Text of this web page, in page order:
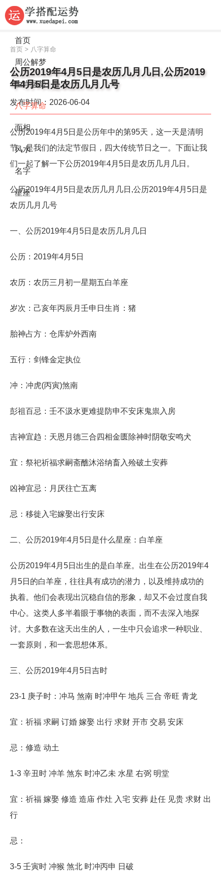
首页
周公解梦
生肖运势
八字算命
面相
风水
名字
星座
首页 > 八字算命
公历2019年4月5日是农历几月几日,公历2019
年4月5日是农历几月几号
发布时间：2026-06-04
公历2019年4月5日是公历年中的第95天，这一天是清明
节，是我们的法定节假日，四大传统节日之一。下面让我
们一起了解一下公历2019年4月5日是农历几月几日。
公历2019年4月5日是农历几月几日,公历2019年4月5日是
农历几月几号
一、公历2019年4月5日是农历几月几日
公历：2019年4月5日
农历：农历三月初一星期五白羊座
岁次：己亥年丙辰月壬申日生肖：猪
胎神占方：仓库炉外西南
五行：剑锋金定执位
冲：冲虎(丙寅)煞南
彭祖百忌：壬不汲水更难提防申不安床鬼祟入房
吉神宜趋：天恩月德三合四相金匮除神时阴敬安鸣犬
宜：祭祀祈福求嗣斋醮沐浴纳畜入殓破土安葬
凶神宜忌：月厌往亡五离
忌：移徙入宅嫁娶出行安床
二、公历2019年4月5日是什么星座：白羊座
公历2019年4月5日出生的是白羊座。出生在公历2019年4
月5日的白羊座，往往具有成功的潜力，以及维持成功的
执着。他们会表现出沉稳自信的形象，却又不会过度自我
中心。这类人多半着眼于事物的表面，而不去深入地探
讨。大多数在这天出生的人，一生中只会追求一种职业、
一套原则，和一套思想体系。
三、公历2019年4月5日吉时
23-1 庚子时：冲马 煞南 时冲甲午 地兵 三合 帝旺 青龙
宜：祈福 求嗣 订婚 嫁娶 出行 求财 开市 交易 安床
忌：修造 动土
1-3 辛丑时 冲羊 煞东 时冲乙未 水星 右弼 明堂
宜：祈福 嫁娶 修造 造庙 作灶 入宅 安葬 赴任 见贵 求财 出
行
忌：
3-5 壬寅时 冲猴 煞北 时冲丙申 日破